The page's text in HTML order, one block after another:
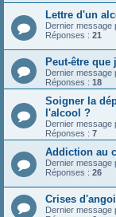
Lettre d'un
Dernier message
Réponses : 21
Peut-être
Dernier message
Réponses : 18
Soigner la
l'alcool ?
Dernier message
Réponses : 7
Addiction au
Dernier message
Réponses : 26
Crises
Dernier message